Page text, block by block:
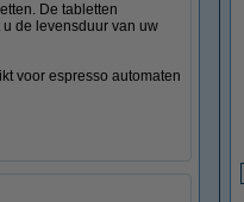
De tabletten
de levensduur van uw
voor espresso automaten